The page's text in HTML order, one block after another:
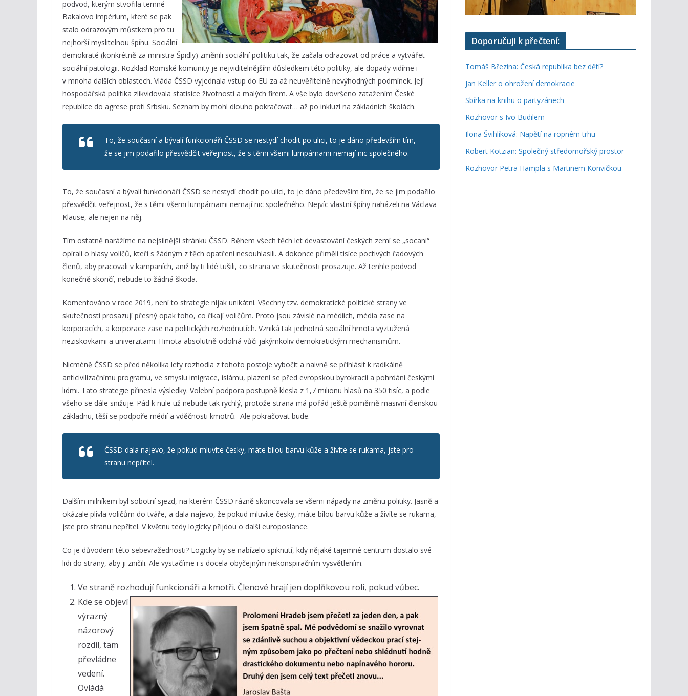
podvod, kterým stvořila temné
Bakalovo impérium, které se pak
stalo odrazovým můstkem pro tu
nejhorší myslitelnou špínu. Sociální
demokraté (konkrétně za ministra Špidly) změnili sociální politiku tak, že začala odrazovat od práce a vytvářet
sociální patologii. Rozklad Romské komunity je nejviditelnějším důsledkem této politiky, ale dopady vidíme i
v mnoha dalších oblastech. Vláda ČSSD vyjednala vstup do EU za až neuvěřitelně nevýhodných podmínek. Její
hospodářská politika zlikvidovala statisíce životností a malých firem. A vše bylo dovršeno zatažením České
republice do agrese proti Srbsku. Seznam by mohl dlouho pokračovat… až po inkluzi na základních školách.
To, že současní a bývalí funkcionáři ČSSD se nestydí chodit po ulici, to je dáno především tím,
že se jim podařilo přesvědčit veřejnost, že s těmi všemi lumpárnami nemají nic společného.
To, že současní a bývalí funkcionáři ČSSD se nestydí chodit po ulici, to je dáno především tím, že se jim podařilo
přesvědčit veřejnost, že s těmi všemi lumpárnami nemají nic společného. Nejvíc vlastní špíny naházeli na Václava
Klause, ale nejen na něj.
Tím ostatně narážíme na nejsilnější stránku ČSSD. Během všech těch let devastování českých zemí se „socani“
opírali o hlasy voličů, kteří s žádným z těch opatření nesouhlasili. A dokonce přiměli tisíce poctivých řadových
členů, aby pracovali v kampaních, aniž by ti lidé tušili, co strana ve skutečnosti prosazuje. Až tenhle podvod
konečně skončí, nebude to žádná škoda.
Komentováno v roce 2019, není to strategie nijak unikátní. Všechny tzv. demokratické politické strany ve
skutečnosti prosazují přesný opak toho, co říkají voličům. Proto jsou závislé na médiích, média zase na
korporacích, a korporace zase na politických rozhodnutích. Vzniká tak jednotná sociální hmota vyztužená
neziskovkami a univerzitami. Hmota absolutně odolná vůči jakýmkoliv demokratickým mechanismům.
Nicméně ČSSD se před několika lety rozhodla z tohoto postoje vybočit a naivně se přihlásit k radikálně
anticivilizačnímu programu, ve smyslu imigrace, islámu, plazení se před evropskou byrokracií a pohrdání českými
lidmi. Tato strategie přinesla výsledky. Volební podpora postupně klesla z 1,7 milionu hlasů na 350 tisíc, a podle
všeho se dále snižuje. Pád k nule už nebude tak rychlý, protože strana má pořád ještě poměrně masivní členskou
základnu, těší se podpoře médií a vděčnosti kmotrů. Ale pokračovat bude.
ČSSD dala najevo, že pokud mluvíte česky, máte bílou barvu kůže a živíte se rukama, jste pro
stranu nepřítel.
Dalším milníkem byl sobotní sjezd, na kterém ČSSD rázně skoncovala se všemi nápady na změnu politiky. Jasně a
okázale plivla voličům do tváře, a dala najevo, že pokud mluvíte česky, máte bílou barvu kůže a živíte se rukama,
jste pro stranu nepřítel. V květnu tedy logicky přijdou o další europoslance.
Co je důvodem této sebevražednosti? Logicky by se nabízelo spiknutí, kdy nějaké tajemné centrum dostalo své
lidi do strany, aby ji zničili. Ale vystačíme i s docela obyčejným nekonspiračním vysvětlením.
Ve straně rozhodují funkcionáři a kmotři. Členové hrají jen doplňkovou roli, pokud vůbec.
Kde se objeví
výrazný
názorový
rozdíl, tam
převládne
vedení.
Ovládá
Doporučuji k přečtení:
Tomáš Březina: Česká republika bez dětí?
Jan Keller o ohrožení demokracie
Sbírka na knihu o partyzánech
Rozhovor s Ivo Budilem
Ilona Švihlíková: Napětí na ropném trhu
Robert Kotzian: Společný středomořský prostor
Rozhovor Petra Hampla s Martinem Konvičkou